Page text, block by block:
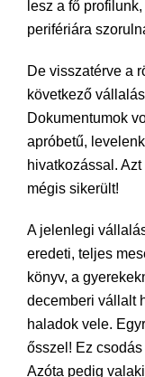
lesz a fő
perifériára
De visszatérve a
következő
Dokumentumok
apróbetű,
hivatkozással.
mégis sikerült!
A jelenlegi
eredeti, teljes
könyv, a
decemberi vállalt
haladok vele.
ősszel! Ez
Azóta pedig